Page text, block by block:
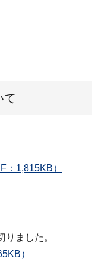
て
：1,815KB）
ました。
）